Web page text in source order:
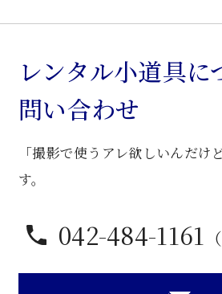
書
棚
個
レンタル小道具に
問い合わせ
「撮影で使うアレ欲しいんだ
す。
042-484-1161